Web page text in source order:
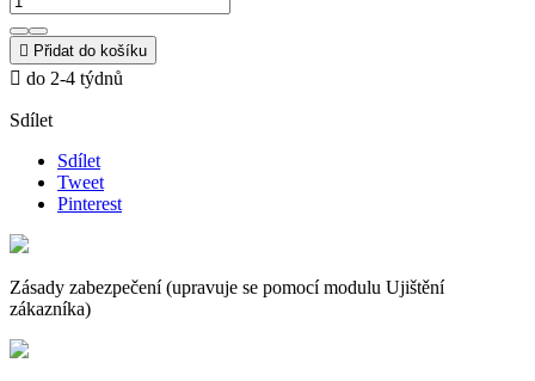
 Přidat do košíku
 do 2-4 týdnů
Sdílet
Sdílet
Tweet
Pinterest
Zásady zabezpečení (upravuje se pomocí modulu Ujištění
zákazníka)